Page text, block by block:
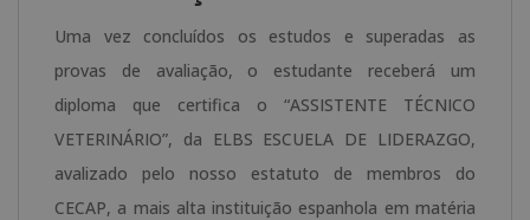
Uma vez concluídos os estudos e superadas as
provas de avaliação, o estudante receberá um
diploma que certifica o “ASSISTENTE TÉCNICO
VETERINÁRIO”, da ELBS ESCUELA DE LIDERAZGO,
avalizado pelo nosso estatuto de membros do
CECAP, a mais alta instituição espanhola em matéria